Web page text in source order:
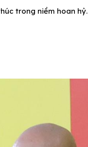
trong niềm hoan hỷ.